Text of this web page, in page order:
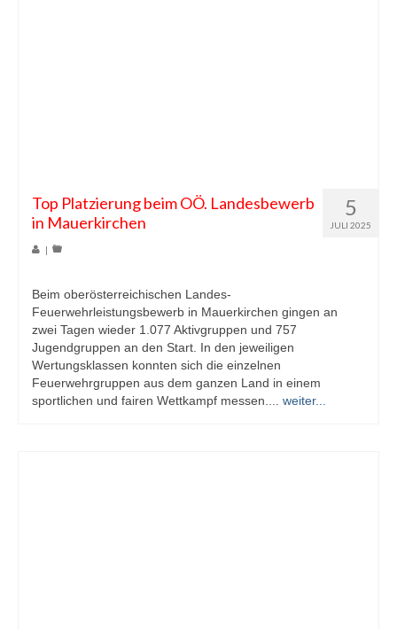
5
JULI 2025
Top Platzierung beim OÖ. Landesbewerb
in Mauerkirchen
|
Beim oberösterreichischen Landes-
Feuerwehrleistungsbewerb in Mauerkirchen gingen an
zwei Tagen wieder 1.077 Aktivgruppen und 757
Jugendgruppen an den Start. In den jeweiligen
Wertungsklassen konnten sich die einzelnen
Feuerwehrgruppen aus dem ganzen Land in einem
sportlichen und fairen Wettkampf messen.... weiter...